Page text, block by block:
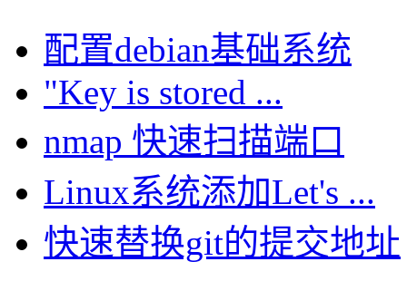
配置debian基础系统
"Key is stored ...
nmap 快速扫描端口
Linux系统添加Let's ...
快速替换git的提交地址